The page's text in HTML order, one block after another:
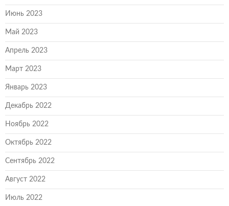
Июнь 2023
Май 2023
Апрель 2023
Март 2023
Январь 2023
Декабрь 2022
Ноябрь 2022
Октябрь 2022
Сентябрь 2022
Август 2022
Июль 2022